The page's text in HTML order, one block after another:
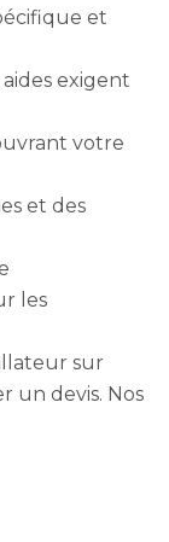
et
exigent
votre
et des
les
sur
un devis. Nos